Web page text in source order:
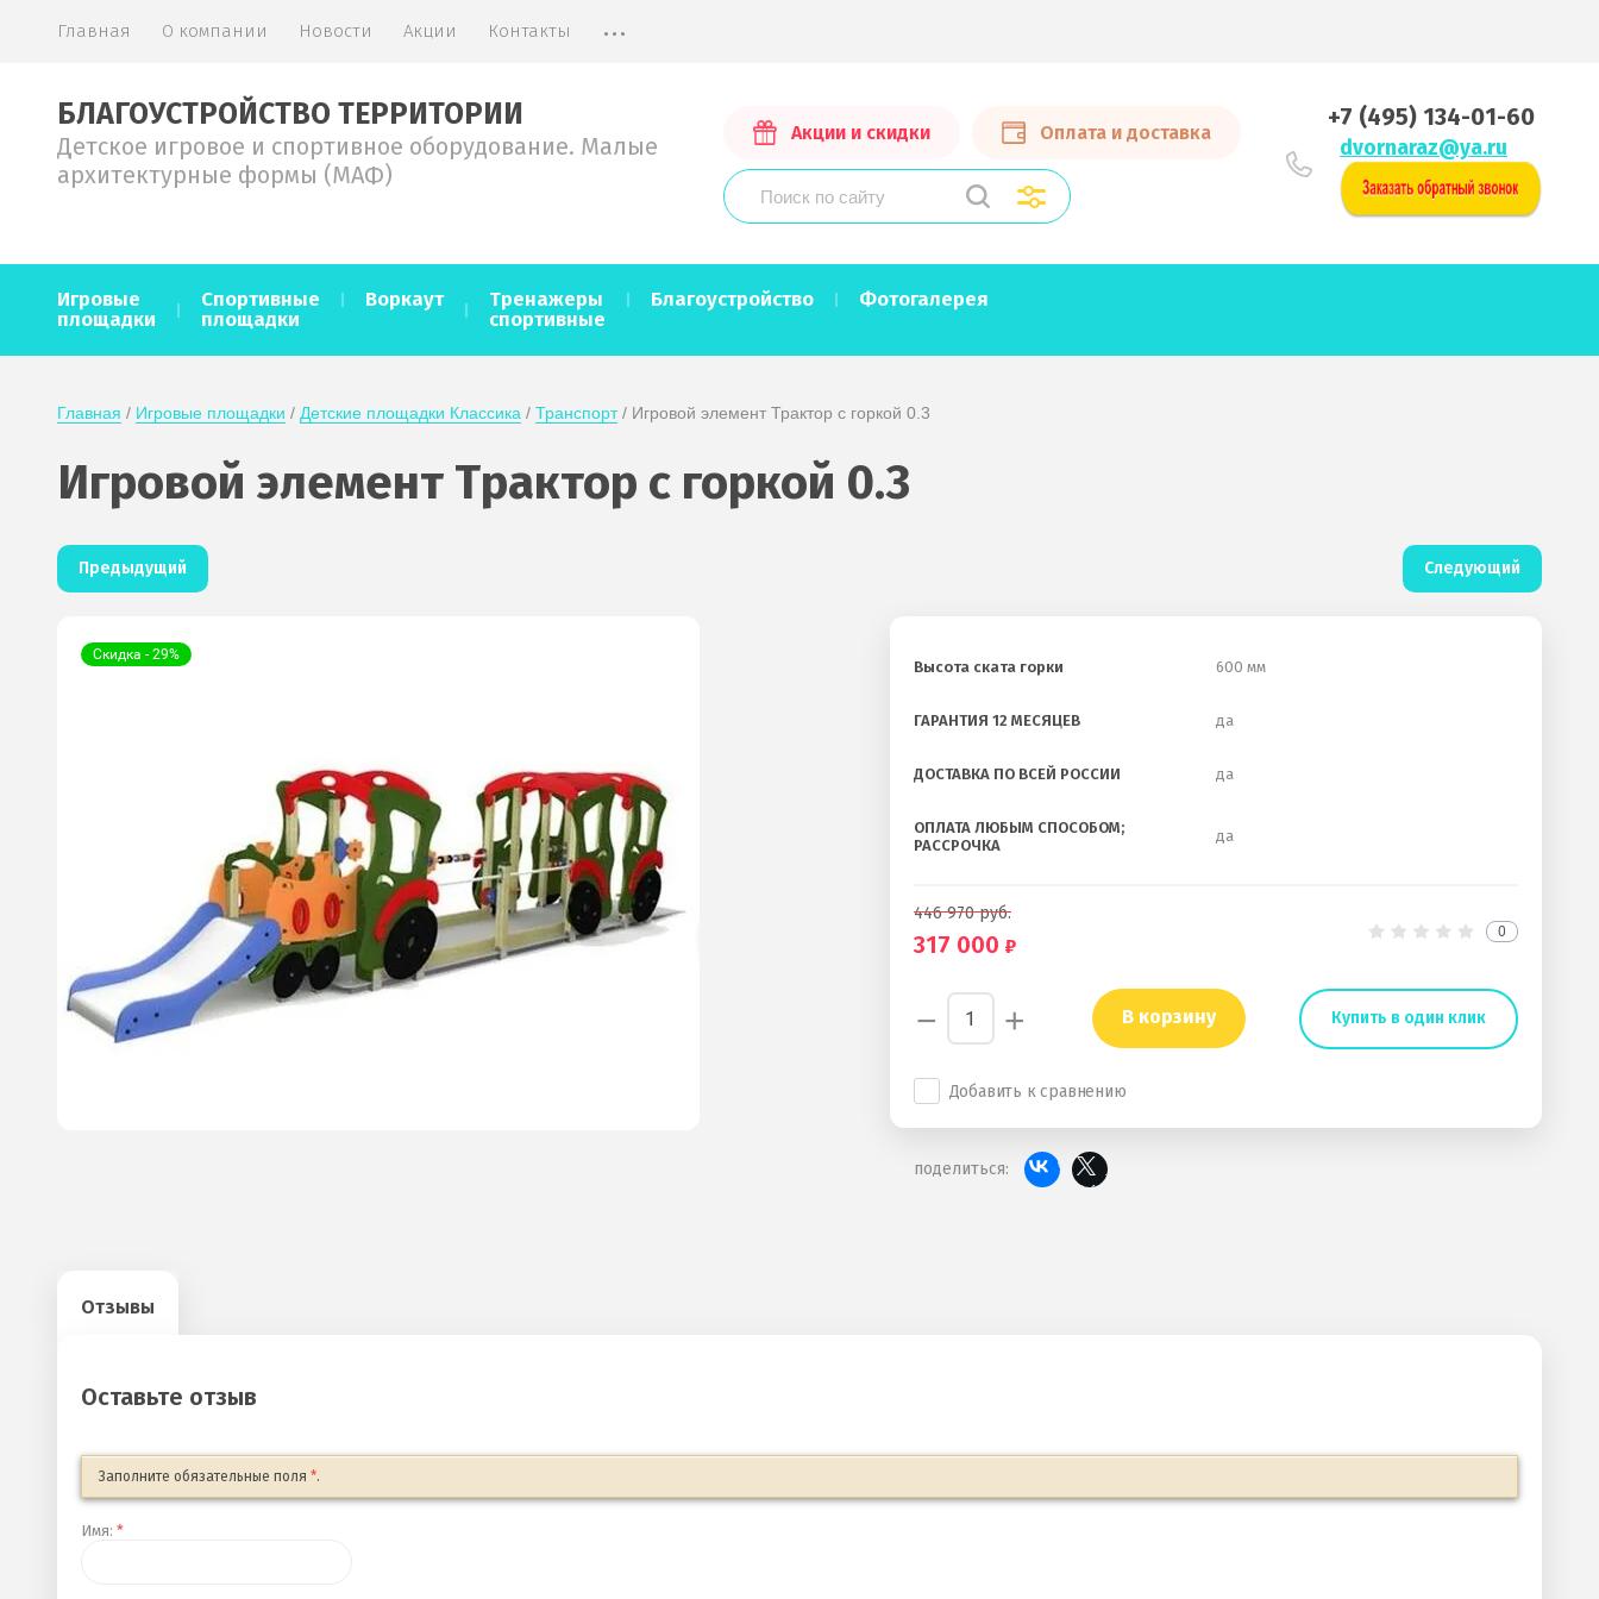
Главная О компании Новости Акции Контакты ...
БЛАГОУСТРОЙСТВО ТЕРРИТОРИИ
Детское игровое и спортивное оборудование. Малые
архитектурные формы (МАФ)
Акции и скидки Оплата и доставка
+7 (495) 134-01-60
dvornaraz@ya.ru
Игровые
площадки
Спортивные
площадки
Воркаут
Тренажеры
спортивные
Благоустройство Фотогалерея
Главная / Игровые площадки / Детские площадки Классика / Транспорт / Игровой элемент Трактор с горкой 0.3
Игровой элемент Трактор с горкой 0.3
Предыдущий Следующий
Скидка - 29%
Высота ската горки 600 мм
ГАРАНТИЯ 12 МЕСЯЦЕВ да
ДОСТАВКА ПО ВСЕЙ РОССИИ да
ОПЛАТА ЛЮБЫМ СПОСОБОМ;
РАССРОЧКА
да
446 970руб.
317 000 0
− + В корзину Купить в один клик
Добавить к сравнению
поделиться:
Отзывы
Оставьте отзыв
Заполните обязательные поля *.
Имя: *